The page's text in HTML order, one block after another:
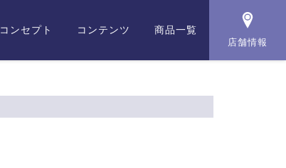
コンセプト コンテンツ 商品一覧
店舗情報